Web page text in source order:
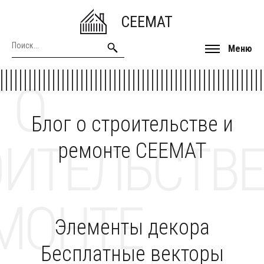
CEEMAT
Меню
Блог о строительстве и
ремонте CEEMAT
О
Элементы декора
Бесплатные векторы